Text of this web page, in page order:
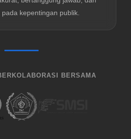
kepentingan publik.
BERSAMA